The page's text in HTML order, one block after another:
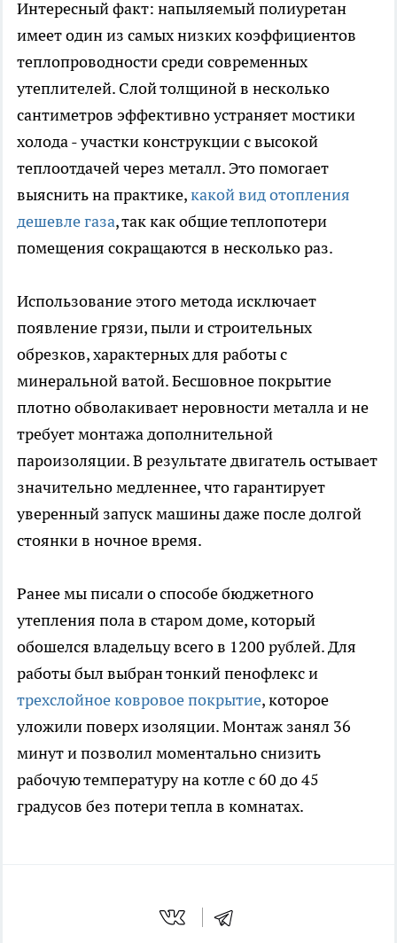
Интересный факт: напыляемый полиуретан
имеет один из самых низких коэффициентов
теплопроводности среди современных
утеплителей. Слой толщиной в несколько
сантиметров эффективно устраняет мостики
холода - участки конструкции с высокой
теплоотдачей через металл. Это помогает
выяснить на практике,какой вид отопления
дешевле газа, так как общие теплопотери
помещения сокращаются в несколько раз.
Использование этого метода исключает
появление грязи, пыли и строительных
обрезков, характерных для работы с
минеральной ватой. Бесшовное покрытие
плотно обволакивает неровности металла и не
требует монтажа дополнительной
пароизоляции. В результате двигатель остывает
значительно медленнее, что гарантирует
уверенный запуск машины даже после долгой
стоянки в ночное время.
Ранее мы писали о способе бюджетного
утепления пола в старом доме, который
обошелся владельцу всего в 1200 рублей. Для
работы был выбран тонкий пенофлекс и
трехслойное ковровое покрытие, которое
уложили поверх изоляции. Монтаж занял 36
минут и позволил моментально снизить
рабочую температуру на котле с 60 до 45
градусов без потери тепла в комнатах.